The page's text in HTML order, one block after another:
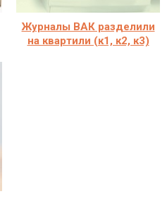
Журналы ВАК разделили
на квартили (к1, к2, к3)